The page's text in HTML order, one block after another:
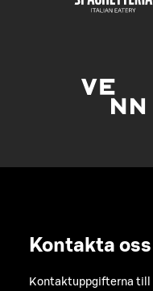
Kontakta oss
Kontaktuppgifterna till